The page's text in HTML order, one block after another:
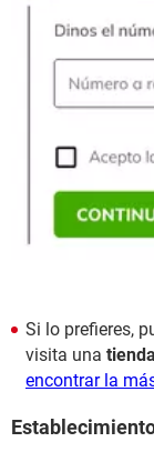
Si lo prefieres,
visita una
encontrar la